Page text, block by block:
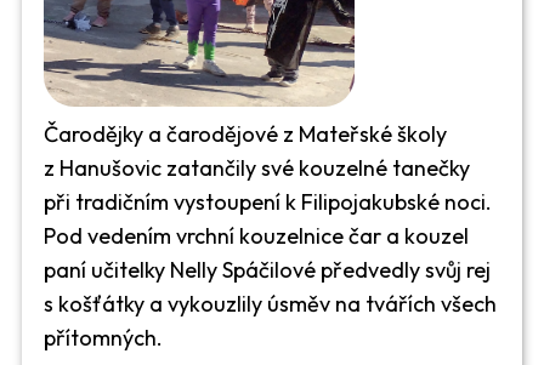
Čarodějky a čarodějové z Mateřské školy
z Hanušovic zatančily své kouzelné tanečky
při tradičním vystoupení k Filipojakubské noci.
Pod vedením vrchní kouzelnice čar a kouzel
paní učitelky Nelly Spáčilové předvedly svůj rej
s košťátky a vykouzlily úsměv na tvářích všech
přítomných.